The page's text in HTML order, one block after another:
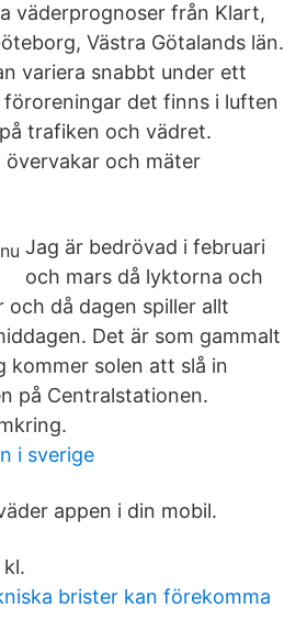
väderprognoser från Klart,
Västra Götalands län.
variera snabbt under ett
det finns i luften
trafiken och vädret.
och mäter
Jag är bedrövad i februari
och mars då lyktorna och
och då dagen spiller allt
Det är som gammalt
kommer solen att slå in
på Centralstationen.
i sverige
appen i din mobil.
brister kan förekomma